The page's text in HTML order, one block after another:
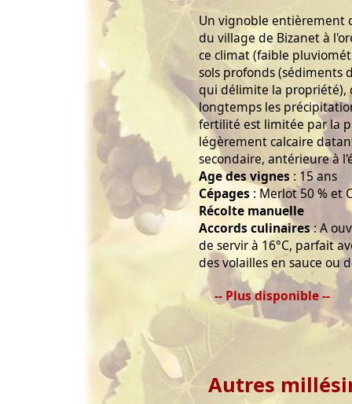
Un vignoble entièrement
du village de Bizanet à
ce climat (faible
sols profonds (sédiments
qui délimite la
longtemps les
fertilité est limitée par la
légèrement calcaire
secondaire, antérieure à
Age des vignes : 15 ans
Cépages : Merlot 50 % et
Récolte manuelle
Accords culinaires: A
de servir à 16°C, parfait
des volailles en sauce ou
-- Plus disponible --
Autres